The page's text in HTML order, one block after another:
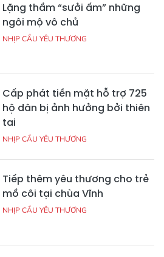
Lặng thầm “sưởi ấm” những
ngôi mộ vô chủ
NHỊP CẦU YÊU THƯƠNG
Cấp phát tiền mặt hỗ trợ 725
hộ dân bị ảnh hưởng bởi thiên
tai
NHỊP CẦU YÊU THƯƠNG
Tiếp thêm yêu thương cho trẻ
mồ côi tại chùa Vĩnh
NHỊP CẦU YÊU THƯƠNG